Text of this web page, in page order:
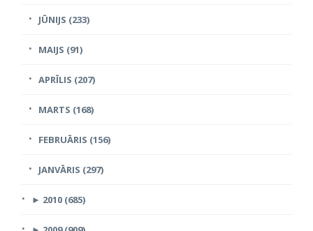
JŪNIJS (233)
MAIJS (91)
APRĪLIS (207)
MARTS (168)
FEBRUĀRIS (156)
JANVĀRIS (297)
► 2010 (685)